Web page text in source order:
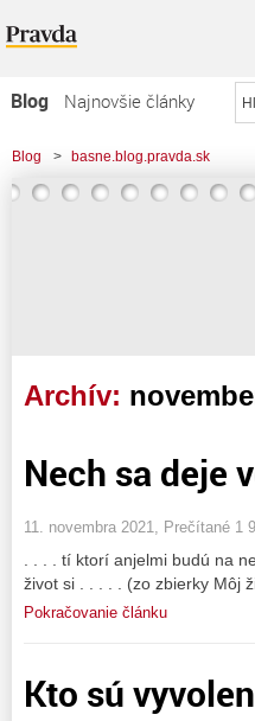
Blog
Najnovšie články
Najčítanejšie články
Najkomentovanejšie články
Blog > basne.blog.pravda.sk
Archív:
Nech sa deje
11. novembra 2021, Prečítané 1
. . . . tí ktorí anjelmi budú na
život si . . . . . (zo zbierky Môj
Pokračovanie článku
Kto sú